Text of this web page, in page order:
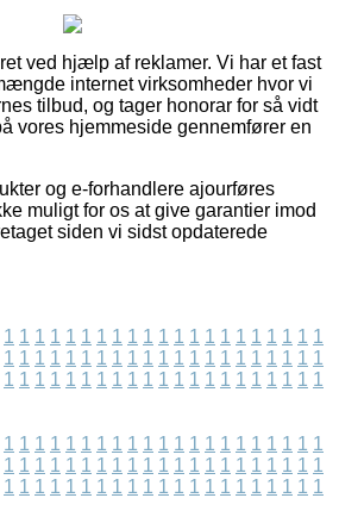
ved hjælp af reklamer. Vi har et fast
internet virksomheder hvor vi
tilbud, og tager honorar for så vidt
vores hjemmeside gennemfører en
og e-forhandlere ajourføres
muligt for os at give garantier imod
siden vi sidst opdaterede
1 1 1 1 1 1 1 1 1 1 1 1 1 1 1 1 1 1 1 1 1
1 1 1 1 1 1 1 1 1 1 1 1 1 1 1 1 1 1 1 1 1
1 1 1 1 1 1 1 1 1 1 1 1 1 1 1 1 1 1 1 1 1
1 1 1 1 1 1 1 1 1 1 1 1 1 1 1 1 1 1 1 1 1
1 1 1 1 1 1 1 1 1 1 1 1 1 1 1 1 1 1 1 1 1
1 1 1 1 1 1 1 1 1 1 1 1 1 1 1 1 1 1 1 1 1